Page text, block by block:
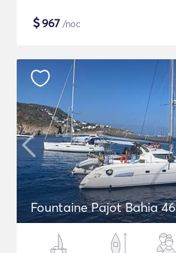
$967 /noc
Fountaine Pajot Bahia 46